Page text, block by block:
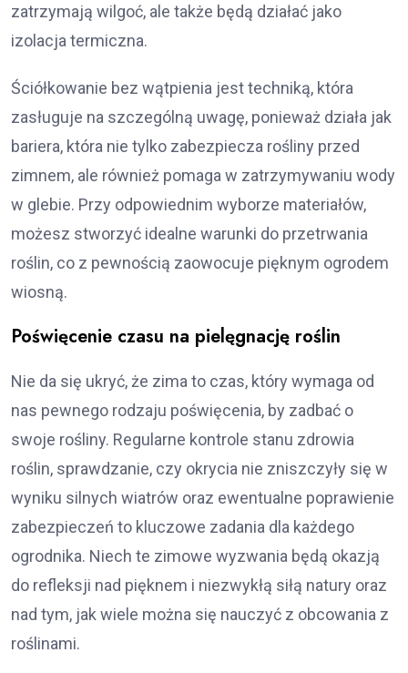
zatrzymają wilgoć, ale także będą działać jako
izolacja termiczna.
Ściółkowanie bez wątpienia jest techniką, która
zasługuje na szczególną uwagę, ponieważ działa jak
bariera, która nie tylko zabezpiecza rośliny przed
zimnem, ale również pomaga w zatrzymywaniu wody
w glebie. Przy odpowiednim wyborze materiałów,
możesz stworzyć idealne warunki do przetrwania
roślin, co z pewnością zaowocuje pięknym ogrodem
wiosną.
Poświęcenie czasu na pielęgnację roślin
Nie da się ukryć, że zima to czas, który wymaga od
nas pewnego rodzaju poświęcenia, by zadbać o
swoje rośliny. Regularne kontrole stanu zdrowia
roślin, sprawdzanie, czy okrycia nie zniszczyły się w
wyniku silnych wiatrów oraz ewentualne poprawienie
zabezpieczeń to kluczowe zadania dla każdego
ogrodnika. Niech te zimowe wyzwania będą okazją
do refleksji nad pięknem i niezwykłą siłą natury oraz
nad tym, jak wiele można się nauczyć z obcowania z
roślinami.